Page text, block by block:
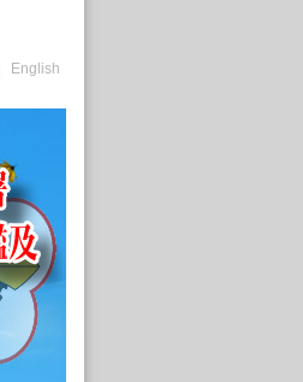
English